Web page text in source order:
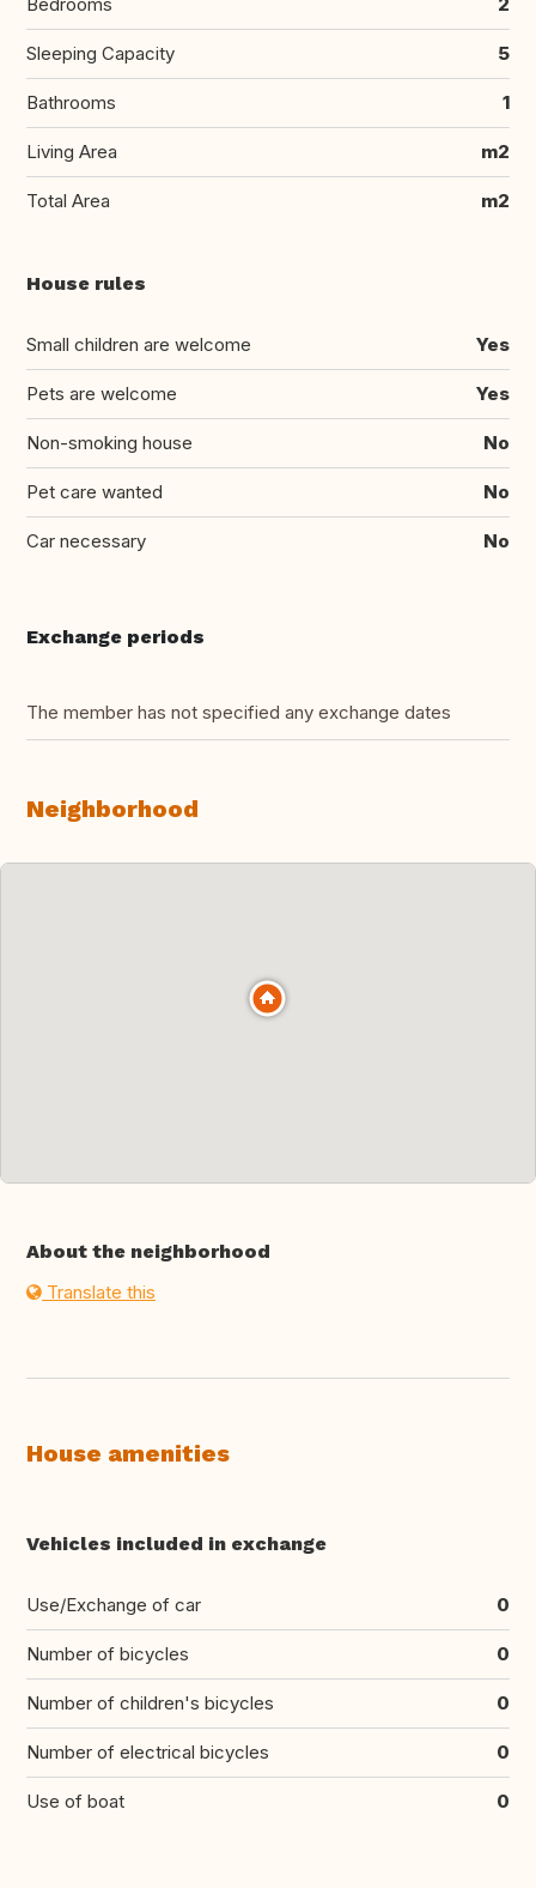
Bedrooms 2
Sleeping Capacity 5
Bathrooms 1
Living Area m2
Total Area m2
House rules
Small children are welcome Yes
Pets are welcome Yes
Non-smoking house No
Pet care wanted No
Car necessary No
Exchange periods
The member has not specified any exchange dates
Neighborhood
About the neighborhood
Translate this
House amenities
Vehicles included in exchange
Use/Exchange of car 0
Number of bicycles 0
Number of children's bicycles 0
Number of electrical bicycles 0
Use of boat 0